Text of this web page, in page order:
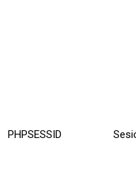
PHPSESSID